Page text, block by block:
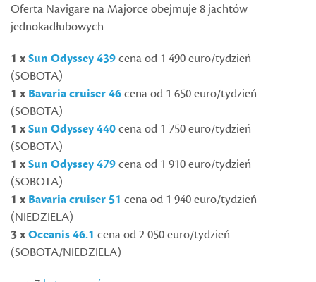
Oferta Navigare na Majorce obejmuje 8 jachtów
jednokadłubowych:
1 xSun Odyssey 439cena od 1 490 euro/tydzień
(SOBOTA)
1 x Bavaria cruiser 46cena od 1 650 euro/tydzień
(SOBOTA)
1 xSun Odyssey 440cena od 1 750 euro/tydzień
(SOBOTA)
1 xSun Odyssey 479cena od 1 910 euro/tydzień
(SOBOTA)
1 x Bavaria cruiser 51 cena od 1 940 euro/tydzień
(NIEDZIELA)
3 xOceanis 46.1 cena od 2 050 euro/tydzień
(SOBOTA/NIEDZIELA)